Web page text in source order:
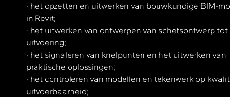
· het opzetten en uitwerken van bouwkundige BIM-
in Revit;
· het uitwerken van ontwerpen van schetsontwerp tot
uitvoering;
· het signaleren van knelpunten en het uitwerken van
praktische oplossingen;
· het controleren van modellen en tekenwerk op
uitvoerbaarheid;